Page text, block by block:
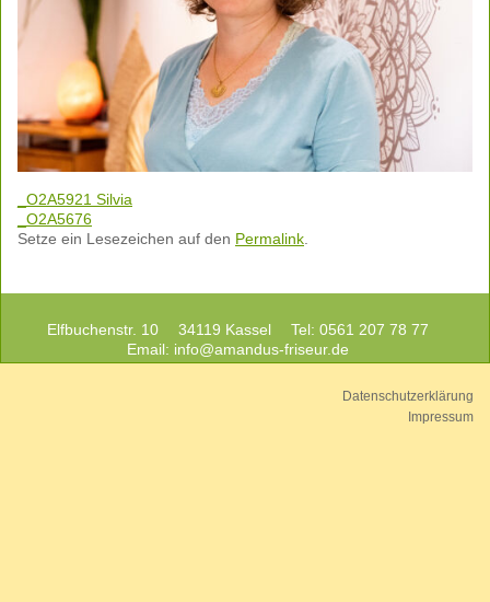
_O2A5921 Silvia
_O2A5676
Setze ein Lesezeichen auf den Permalink
Elfbuchenstr. 10 34119 Kassel
Tel: 0561 207 78 77
Email: info@amandus-friseur.de
Datenschutzerklärung
Impressum